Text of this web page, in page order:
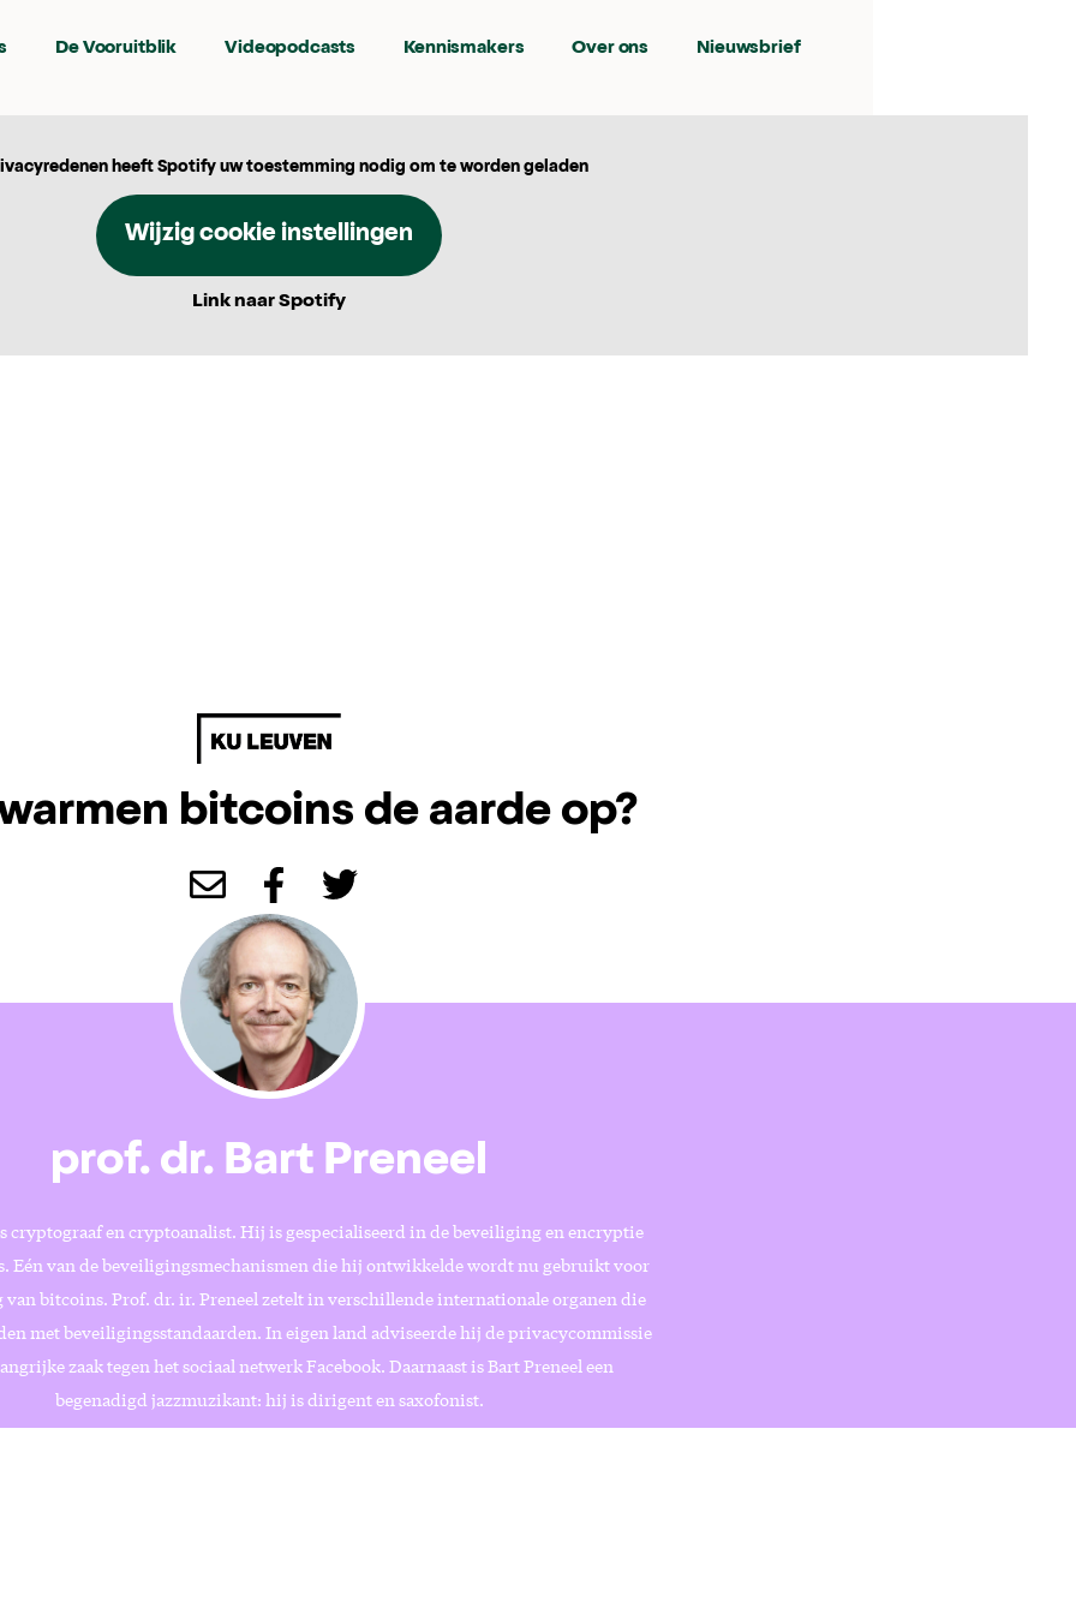
De Vooruitblik Videopodcasts Kennismakers Over ons Nieuwsbrief
heeft Spotify uw toestemming nodig om te worden geladen
Wijzig cookie instellingen
Link naar Spotify
bitcoins de aarde op?
prof. dr. Bart Preneel
cryptograaf en cryptoanalist. Hij is gespecialiseerd in de beveiliging en encryptie
Eén van de beveiligingsmechanismen die hij ontwikkelde wordt nu gebruikt voor
bitcoins. Prof. dr. ir. Preneel zetelt in verschillende internationale organen die
met beveiligingsstandaarden. In eigen land adviseerde hij de privacycommissie
zaak tegen het sociaal netwerk Facebook. Daarnaast is Bart Preneel een
begenadigd jazzmuzikant: hij is dirigent en saxofonist.